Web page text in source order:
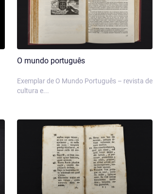
O mundo português
Exemplar de O Mundo Português – revista de
cultura e...